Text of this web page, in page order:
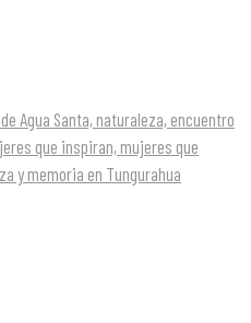
Agua Santa, naturaleza, encuentro
que inspiran, mujeres que
y memoria en Tungurahua